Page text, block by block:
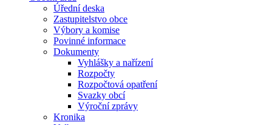
Úřední deska
Zastupitelstvo obce
Výbory a komise
Povinné informace
Dokumenty
Vyhlášky a nařízení
Rozpočty
Rozpočtová opatření
Svazky obcí
Výroční zprávy
Kronika